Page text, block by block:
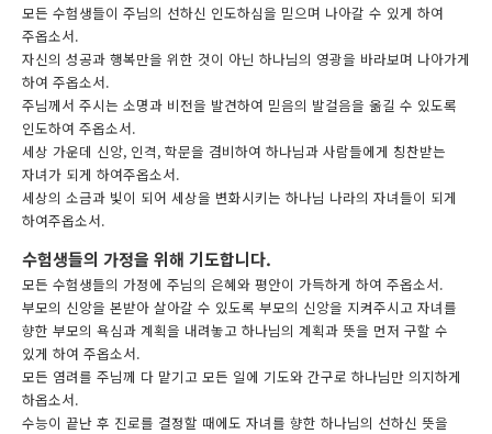
모든 수험생들이 주님의 선하신 인도하심을 믿으며 나아갈 수 있게 하여
주옵소서.
자신의 성공과 행복만을 위한 것이 아닌 하나님의 영광을 바라보며 나아가게
하여 주옵소서.
주님께서 주시는 소명과 비전을 발견하여 믿음의 발걸음을 옮길 수 있도록
인도하여 주옵소서.
세상 가운데 신앙, 인격, 학문을 겸비하여 하나님과 사람들에게 칭찬받는
자녀가 되게 하여주옵소서.
세상의 소금과 빛이 되어 세상을 변화시키는 하나님 나라의 자녀들이 되게
하여주옵소서.
수험생들의 가정을 위해 기도합니다.
모든 수험생들의 가정에 주님의 은혜와 평안이 가득하게 하여 주옵소서.
부모의 신앙을 본받아 살아갈 수 있도록 부모의 신앙을 지켜주시고 자녀를
향한 부모의 욕심과 계획을 내려놓고 하나님의 계획과 뜻을 먼저 구할 수
있게 하여 주옵소서.
모든 염려를 주님께 다 맡기고 모든 일에 기도와 간구로 하나님만 의지하게
하옵소서.
수능이 끝난 후 진로를 결정할 때에도 자녀를 향한 하나님의 선하신 뜻을